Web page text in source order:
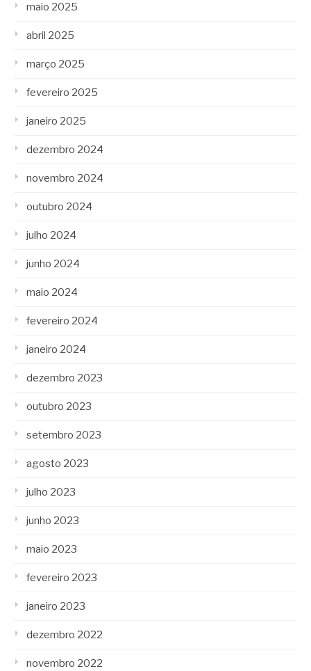
maio 2025
abril 2025
março 2025
fevereiro 2025
janeiro 2025
dezembro 2024
novembro 2024
outubro 2024
julho 2024
junho 2024
maio 2024
fevereiro 2024
janeiro 2024
dezembro 2023
outubro 2023
setembro 2023
agosto 2023
julho 2023
junho 2023
maio 2023
fevereiro 2023
janeiro 2023
dezembro 2022
novembro 2022